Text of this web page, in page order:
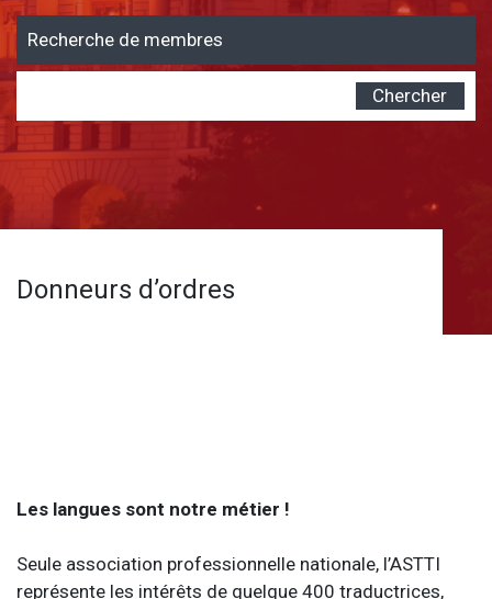
Recherche de membres
Chercher
Donneurs d’ordres
Les langues sont notre métier !
Seule association professionnelle nationale, l’ASTTI
représente les intérêts de quelque 400 traductrices,